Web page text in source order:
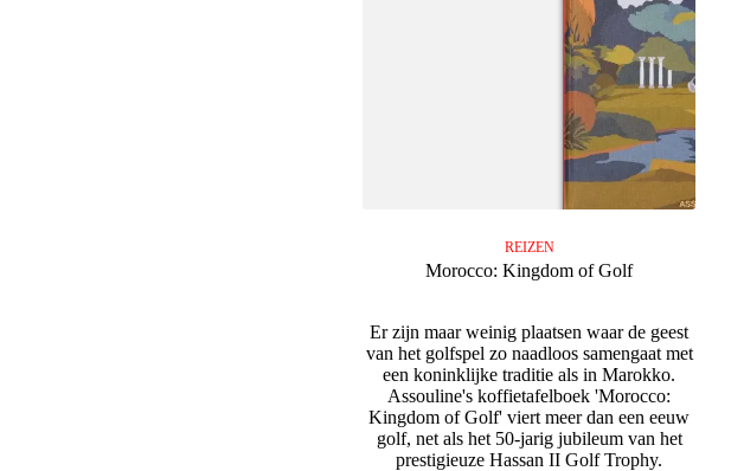
REIZEN
Morocco: Kingdom of Golf
Er zijn maar weinig plaatsen waar de geest
van het golfspel zo naadloos samengaat met
een koninklijke traditie als in Marokko.
Assouline's koffietafelboek 'Morocco:
Kingdom of Golf' viert meer dan een eeuw
golf, net als het 50-jarig jubileum van het
prestigieuze Hassan II Golf Trophy.